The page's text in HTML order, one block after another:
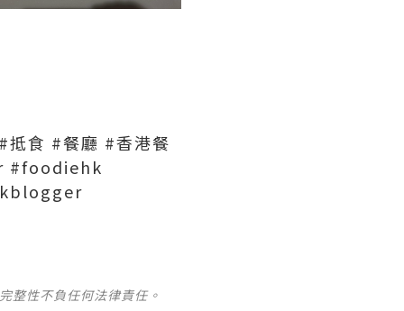
抵食 #餐廳 #香港餐
#foodiehk
整性不負任何法律責任。